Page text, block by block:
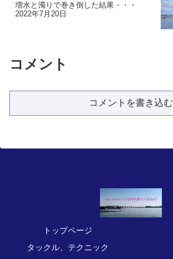
増水と濁りで巻き倒した結果・・・
2022年7月20日
コメント
コメントを書き込む
トップページ
タックル、テクニック